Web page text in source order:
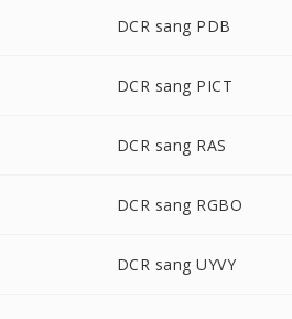
DCR sang PDB
DCR sang PICT
DCR sang RAS
DCR sang RGBO
DCR sang UYVY